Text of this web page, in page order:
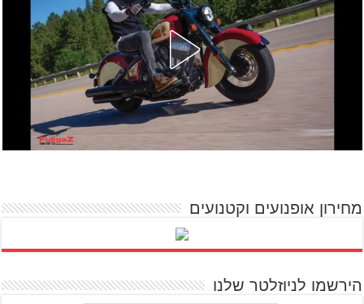
מחירון אופנועים וקטנועים
הירשמו לניוזלטר שלנו